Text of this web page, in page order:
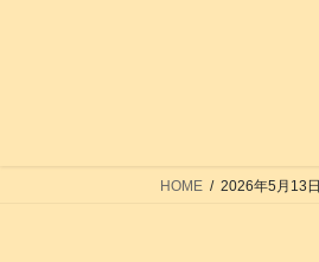
HOME 2026年5月13日